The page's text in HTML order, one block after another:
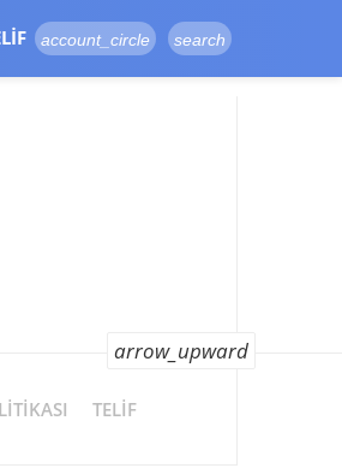
account_circle search
TELIF
arrow_upward